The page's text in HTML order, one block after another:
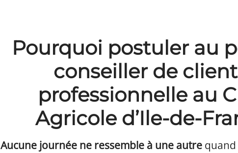
Pourquoi postuler au
conseiller de
professionnelle au
Agricole d’Ile-de-
Aucune journée ne ressemble à une autre